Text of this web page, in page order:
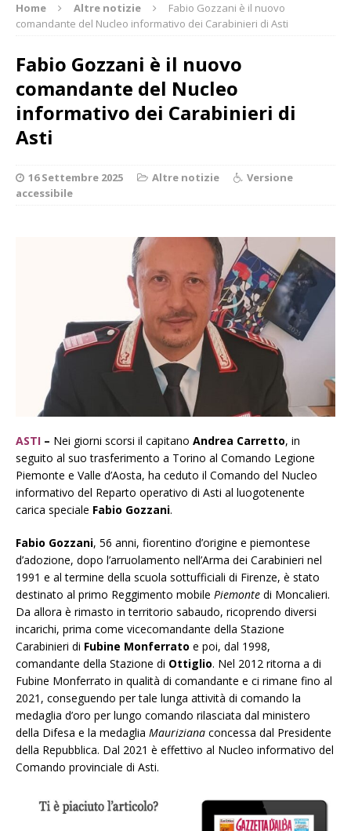
Home Altre notizie
Fabio Gozzani è il nuovo
comandante del Nucleo informativo dei Carabinieri di Asti
Fabio Gozzani è il nuovo
comandante del Nucleo
informativo dei Carabinieri di
Asti
16 Settembre 2025 Altre notizie
Versione
accessibile
ASTI – Nei giorni scorsi il capitano Andrea Carretto, in
seguito al suo trasferimento a Torino al Comando Legione
Piemonte e Valle d’Aosta, ha ceduto il Comando del Nucleo
informativo del Reparto operativo di Asti al luogotenente
carica speciale Fabio Gozzani.
Fabio Gozzani, 56 anni, fiorentino d’origine e piemontese
d’adozione, dopo l’arruolamento nell’Arma dei Carabinieri nel
1991 e al termine della scuola sottufficiali di Firenze, è stato
destinato al primo Reggimento mobile Piemonte di Moncalieri.
Da allora è rimasto in territorio sabaudo, ricoprendo diversi
incarichi, prima come vicecomandante della Stazione
Carabinieri di Fubine Monferrato e poi, dal 1998,
comandante della Stazione di Ottiglio. Nel 2012 ritorna a di
Fubine Monferrato in qualità di comandante e ci rimane fino al
2021, conseguendo per tale lunga attività di comando la
medaglia d’oro per lungo comando rilasciata dal ministero
della Difesa e la medaglia Mauriziana concessa dal Presidente
della Repubblica. Dal 2021 è effettivo al Nucleo informativo del
Comando provinciale di Asti.